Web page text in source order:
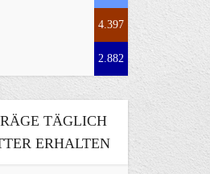
4.397
2.882
TÄGLICH
ERHALTEN